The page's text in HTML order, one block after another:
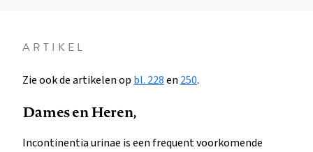
ARTIKEL
Zie ook de artikelen op bl. 228en250.
Dames en Heren,
Incontinentia urinae is een frequent voorkomende